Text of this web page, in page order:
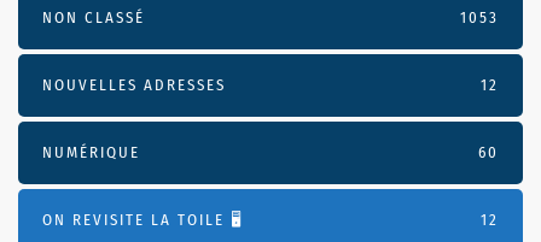
NON CLASSÉ 1053
NOUVELLES ADRESSES 12
NUMÉRIQUE 60
ON REVISITE LA TOILE 🖥️ 12